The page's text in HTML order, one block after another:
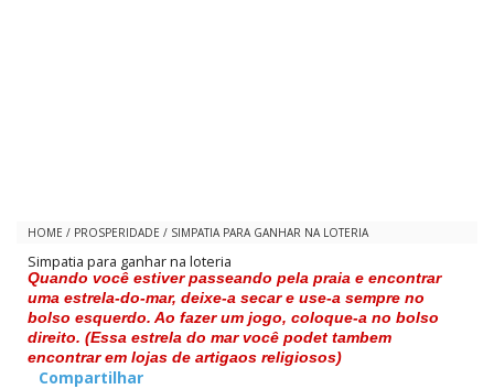
HOME / PROSPERIDADE / SIMPATIA PARA GANHAR NA LOTERIA
Simpatia para ganhar na loteria
Quando você estiver passeando pela praia e encontrar
uma estrela-do-mar, deixe-a secar e use-a sempre no
bolso esquerdo. Ao fazer um jogo, coloque-a no bolso
direito. (Essa estrela do mar você podet tambem
encontrar em lojas de artigaos religiosos)
Compartilhar